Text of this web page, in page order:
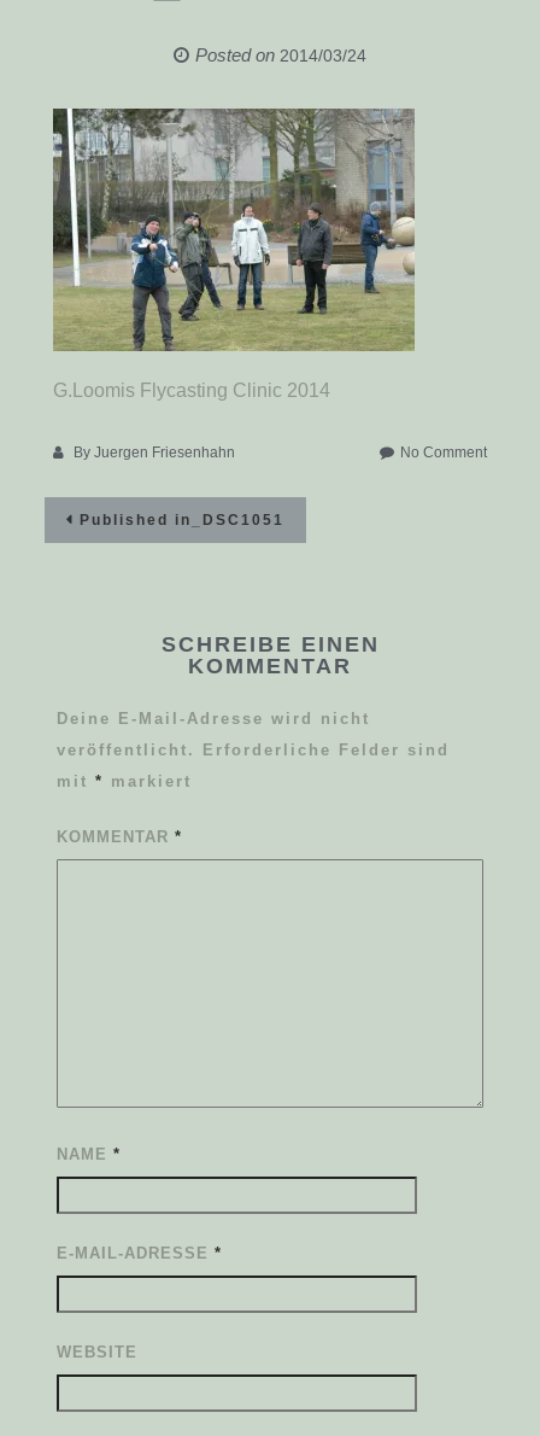
Posted on 2014/03/24
G.Loomis Flycasting Clinic 2014
ByJuergen Friesenhahn No Commenton
Beitragsnavigation
Published in _DSC1051
SCHREIBE EINEN
KOMMENTAR
Deine E-Mail-Adresse wird nicht
veröffentlicht.
Erforderliche Felder sind
mit* markiert
KOMMENTAR*
NAME*
E-MAIL-ADRESSE*
WEBSITE